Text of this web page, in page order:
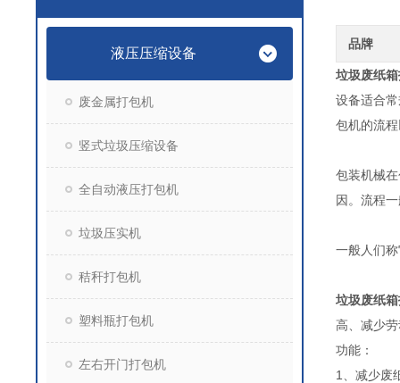
液压压缩设备
废金属打包机
竖式垃圾压缩设备
全自动液压打包机
垃圾压实机
秸秆打包机
塑料瓶打包机
左右开门打包机
品牌
垃圾废纸
设备适合
包机的流
包装机械
因。流程
一般人们
垃圾废纸
高、减少
功能：
1、减少废